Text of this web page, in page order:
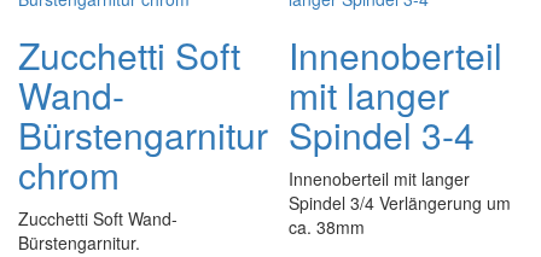
Zucchetti Soft
Wand-
Bürstengarnitur
chrom
Zucchetti Soft Wand-
Bürstengarnitur.
Innenoberteil
mit langer
Spindel 3-4
Innenoberteil mit langer
Spindel 3/4 Verlängerung um
ca. 38mm